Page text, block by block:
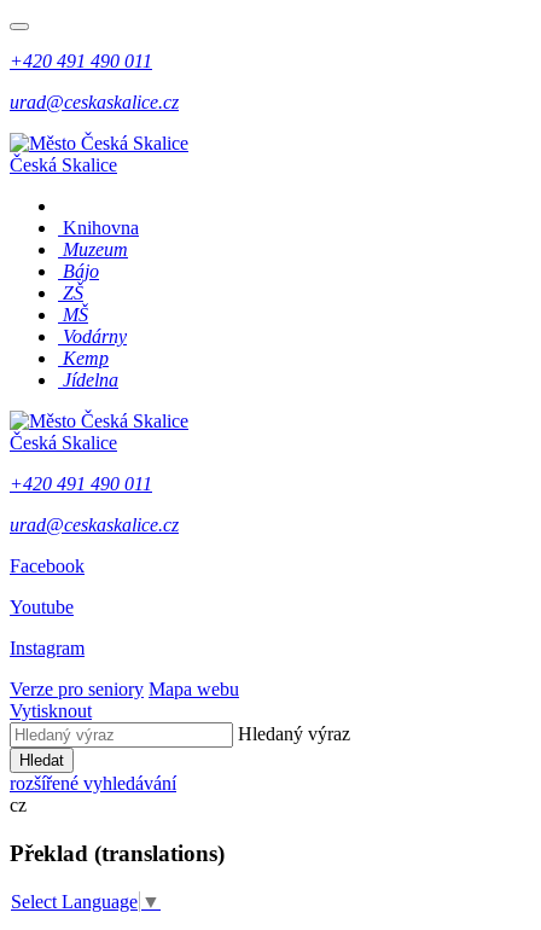
+420 491 490 011
urad@ceskaskalice.cz
Česká Skalice
Knihovna
Muzeum
Bájo
ZŠ
MŠ
Vodárny
Kemp
Jídelna
Česká Skalice
+420 491 490 011
urad@ceskaskalice.cz
Facebook
Youtube
Instagram
Verze pro seniory Mapa webu
Vytisknout
Hledaný výraz
Hledat
rozšířené vyhledávání
cz
Překlad (translations)
Select Language ▼